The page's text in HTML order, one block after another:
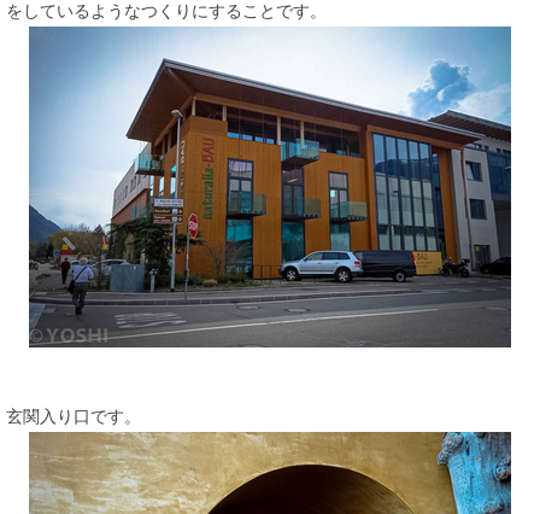
をしているようなつくりにすることです。
玄関入り口です。